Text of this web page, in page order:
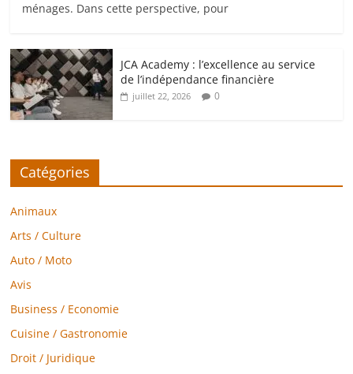
ménages. Dans cette perspective, pour
JCA Academy : l’excellence au service
de l’indépendance financière
juillet 22, 2026 0
Catégories
Animaux
Arts / Culture
Auto / Moto
Avis
Business / Economie
Cuisine / Gastronomie
Droit / Juridique